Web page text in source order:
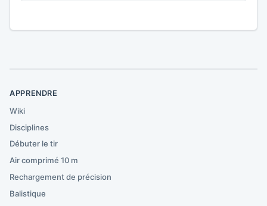
APPRENDRE
Wiki
Disciplines
Débuter le tir
Air comprimé 10 m
Rechargement de précision
Balistique